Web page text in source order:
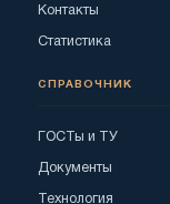
Контакты
Статистика
СПРАВОЧНИК
ГОСТы и ТУ
Документы
Технология